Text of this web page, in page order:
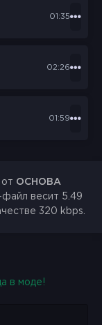
01:35
02:26
01:59
от ОСНОВА
весит 5.49
320 kbps.
в моде!